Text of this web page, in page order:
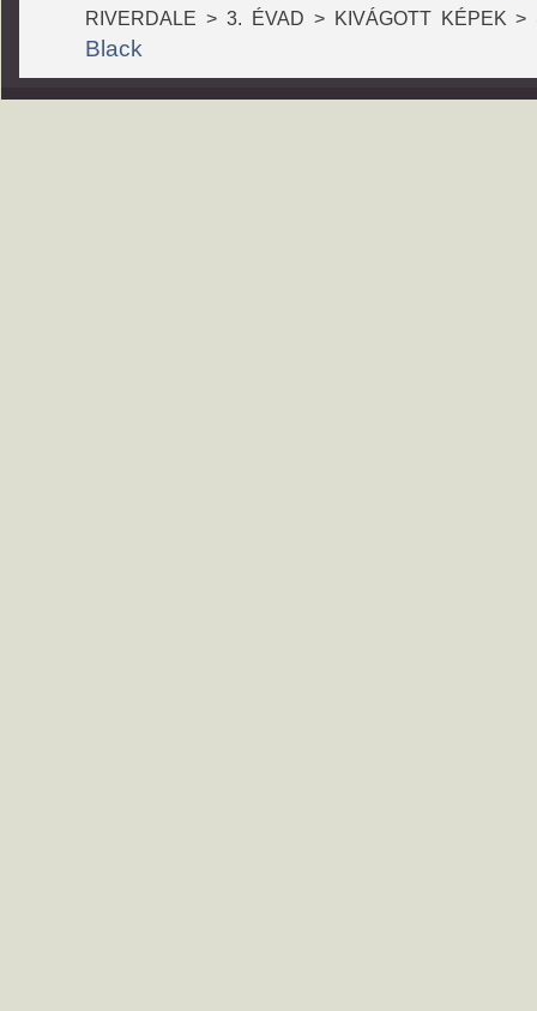
RIVERDALE > 3. ÉVAD > KIVÁGOTT KÉPEK >
Black